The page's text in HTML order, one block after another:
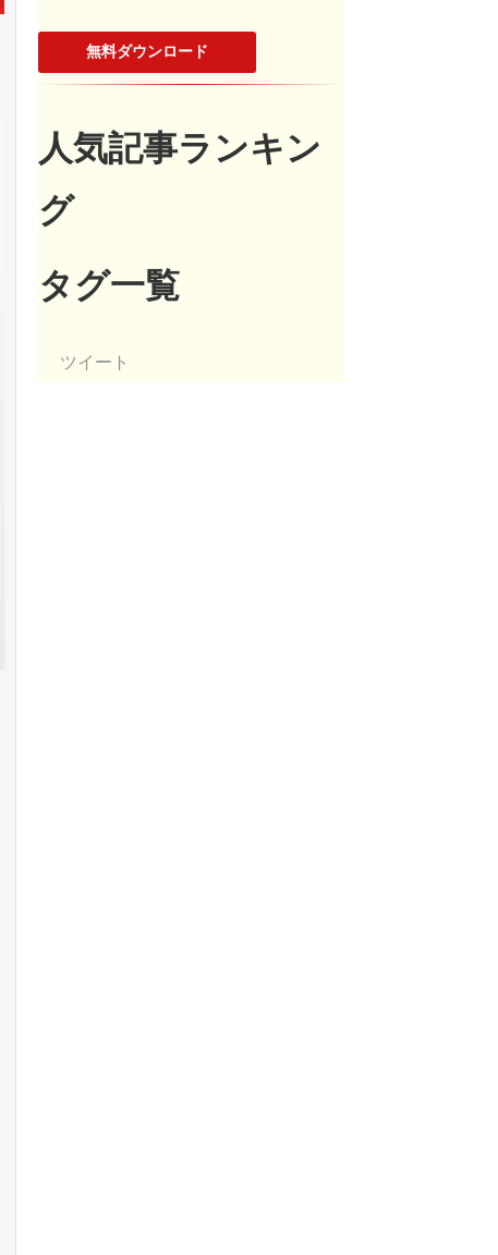
無料ダウンロード
人気記事ランキン
グ
タグ一覧
ツイート